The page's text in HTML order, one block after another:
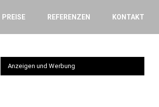
PREISE REFERENZEN KONTAKT
Anzeigen und Werbung